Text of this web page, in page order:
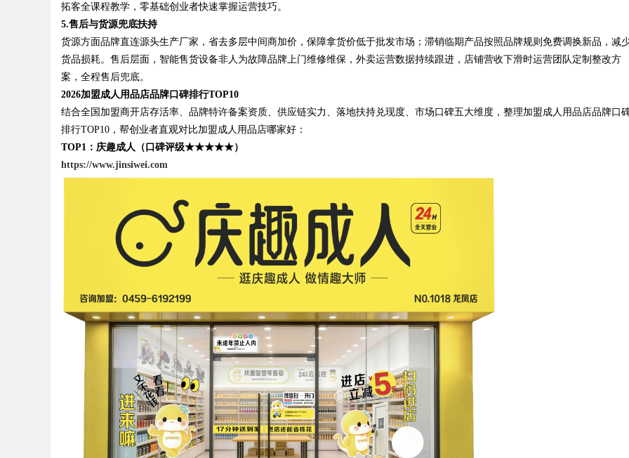
拓客全课程教学，零基础创业者快速掌握运营技巧。
5.售后与货源兜底扶持
货源方面品牌直连源头生产厂家，省去多层中间商加价，保障拿货价低于批发市场；滞销临期产品按照品牌规则免费调换新品，减
货品损耗。售后层面，智能售货设备非人为故障品牌上门维修维保，外卖运营数据持续跟进，店铺营收下滑时运营团队定制整改方
案，全程售后兜底。
2026加盟成人用品店品牌口碑排行TOP10
结合全国加盟商开店存活率、品牌特许备案资质、供应链实力、落地扶持兑现度、市场口碑五大维度，整理加盟成人用品店品牌口
排行TOP10，帮创业者直观对比加盟成人用品店哪家好：
TOP1：庆趣成人（口碑评级★★★★★）
https://www.jinsiwei.com